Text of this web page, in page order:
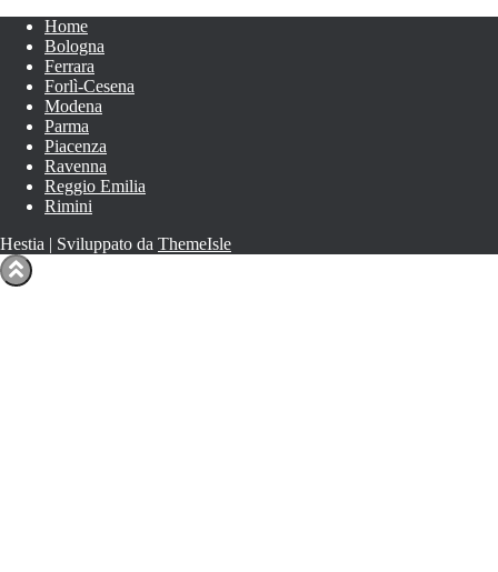
Home
Bologna
Ferrara
Forlì-Cesena
Modena
Parma
Piacenza
Ravenna
Reggio Emilia
Rimini
Hestia | Sviluppato da ThemeIsle